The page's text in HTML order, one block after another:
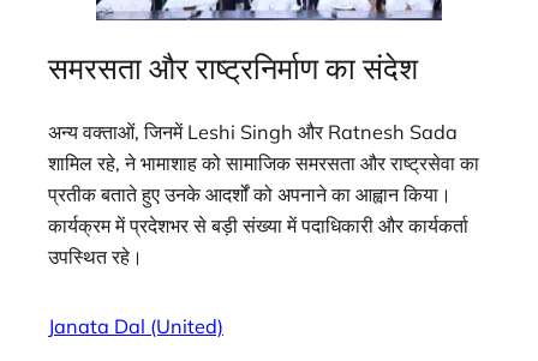
समरसता और राष्ट्रनिर्माण का संदेश
अन्य वक्ताओं, जिनमें Leshi Singh और Ratnesh Sada
शामिल रहे, ने भामाशाह को सामाजिक समरसता और राष्ट्रसेवा का
प्रतीक बताते हुए उनके आदर्शों को अपनाने का आह्वान किया।
कार्यक्रम में प्रदेशभर से बड़ी संख्या में पदाधिकारी और कार्यकर्ता
उपस्थित रहे।
Janata Dal (United)